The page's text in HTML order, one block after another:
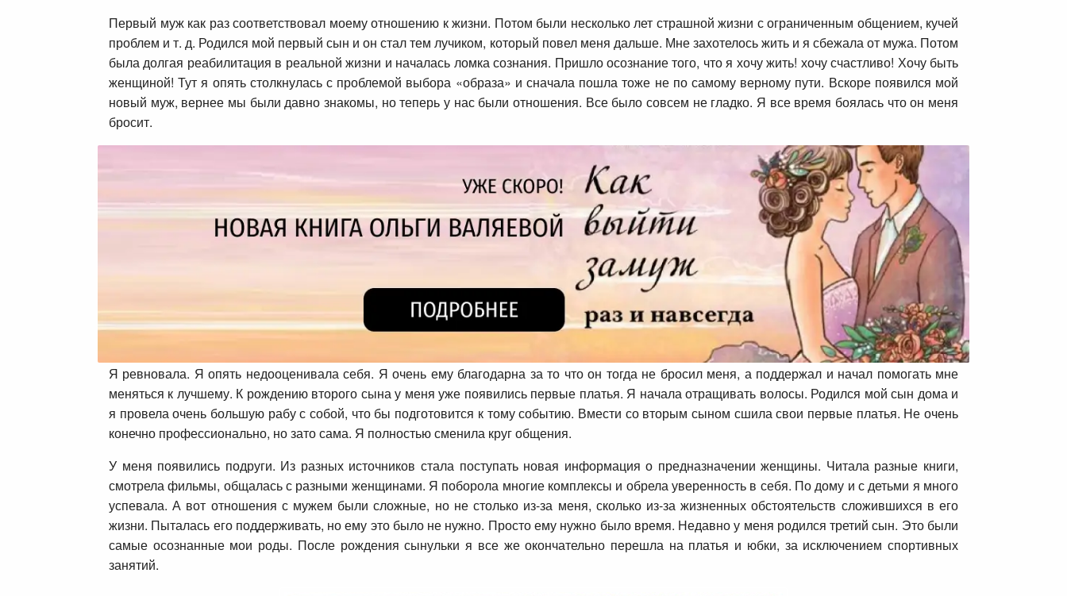
Первый муж как раз соответствовал моему отношению к жизни. Потом были несколько лет страшной жизни с ограниченным общением, кучей
проблем и т. д. Родился мой первый сын и он стал тем лучиком, который повел меня дальше. Мне захотелось жить и я сбежала от мужа. Потом
была долгая реабилитация в реальной жизни и началась ломка сознания. Пришло осознание того, что я хочу жить! хочу счастливо! Хочу быть
женщиной! Тут я опять столкнулась с проблемой выбора «образа» и сначала пошла тоже не по самому верному пути. Вскоре появился мой
новый муж, вернее мы были давно знакомы, но теперь у нас были отношения. Все было совсем не гладко. Я все время боялась что он меня
бросит.
Я ревновала. Я опять недооценивала себя. Я очень ему благодарна за то что он тогда не бросил меня, а поддержал и начал помогать мне
меняться к лучшему. К рождению второго сына у меня уже появились первые платья. Я начала отращивать волосы. Родился мой сын дома и
я провела очень большую рабу с собой, что бы подготовится к тому событию. Вмести со вторым сыном сшила свои первые платья. Не очень
конечно профессионально, но зато сама. Я полностью сменила круг общения.
У меня появились подруги. Из разных источников стала поступать новая информация о предназначении женщины. Читала разные книги,
смотрела фильмы, общалась с разными женщинами. Я поборола многие комплексы и обрела уверенность в себя. По дому и с детьми я много
успевала. А вот отношения с мужем были сложные, но не столько из-за меня, сколько из-за жизненных обстоятельств сложившихся в его
жизни. Пыталась его поддерживать, но ему это было не нужно. Просто ему нужно было время. Недавно у меня родился третий сын. Это были
самые осознанные мои роды. После рождения сынульки я все же окончательно перешла на платья и юбки, за исключением спортивных
занятий.